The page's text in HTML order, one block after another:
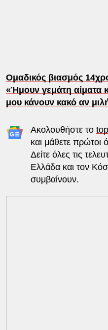
Ομαδικός βιασμός
«Ήμουν γεμάτη αίματα
μου κάνουν κακό αν
Ακολουθήστε το
και μάθετε πρώτοι
Δείτε όλες τις
Ελλάδα και τον
συμβαίνουν.